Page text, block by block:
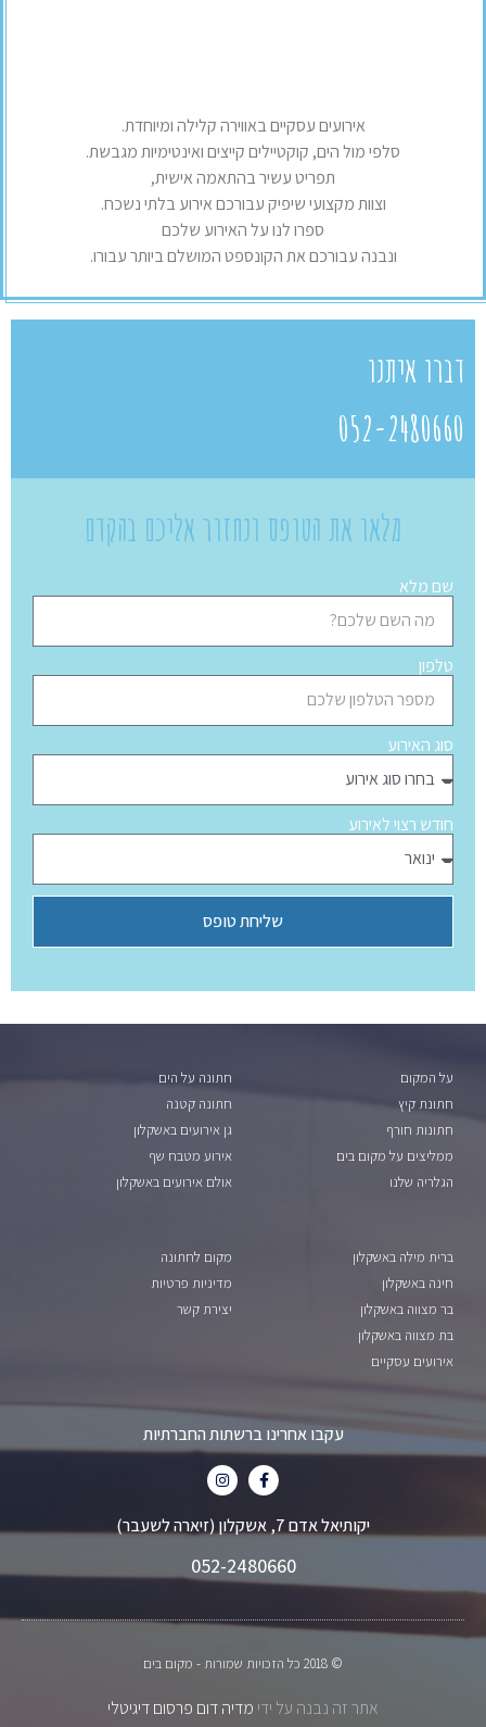
אירועים עסקיים באווירה קלילה ומיוחדת.
סלפי מול הים, קוקטיילים קייצים ואינטימיות מגבשת.
תפריט עשיר בהתאמה אישית,
וצוות מקצועי שיפיק עבורכם אירוע בלתי נשכח.
ספרו לנו על האירוע שלכם
ונבנה עבורכם את הקונספט המושלם ביותר עבורו.
דברו איתנו
052-2480660
מלאו את הטופס ונחזור אליכם בהקדם
שם מלא
טלפון
סוג האירוע
חודש רצוי לאירוע
שליחת טופס
על המקום
חתונת קיץ
חתונות חורף
ממליצים על מקום בים
הגלריה שלנו
חתונה על הים
חתונה קטנה
גן אירועים באשקלון
אירוע מטבח שף
אולם אירועים באשקלון
ברית מילה באשקלון
חינה באשקלון
בר מצווה באשקלון
בת מצווה באשקלון
אירועים עסקיים
מקום לחתונה
מדיניות פרטיות
יצירת קשר
עקבו אחרינו ברשתות החברתיות
יקותיאל אדם 7, אשקלון (זיארה לשעבר)
052-2480660
© 2018 כל הזכויות שמורות - מקום בים
אתר זה נבנה על ידי מדיה דום פרסום דיגיטלי